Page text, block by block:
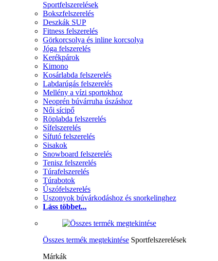
Sportfelszerelések
Bokszfelszerelés
Deszkák SUP
Fitness felszerelés
Görkorcsolya és inline korcsolya
Jóga felszerelés
Kerékpárok
Kimono
Kosárlabda felszerelés
Labdarúgás felszerelés
Mellény a vízi sportokhoz
Neoprén búvárruha úszáshoz
Női sícipő
Röplabda felszerelés
Sífelszerelés
Sífutó felszerelés
Sisakok
Snowboard felszerelés
Tenisz felszerelés
Túrafelszerelés
Túrabotok
Úszófelszerelés
Uszonyok búvárkodáshoz és snorkelinghez
Láss többet...
Összes termék megtekintése Sportfelszerelések
Márkák